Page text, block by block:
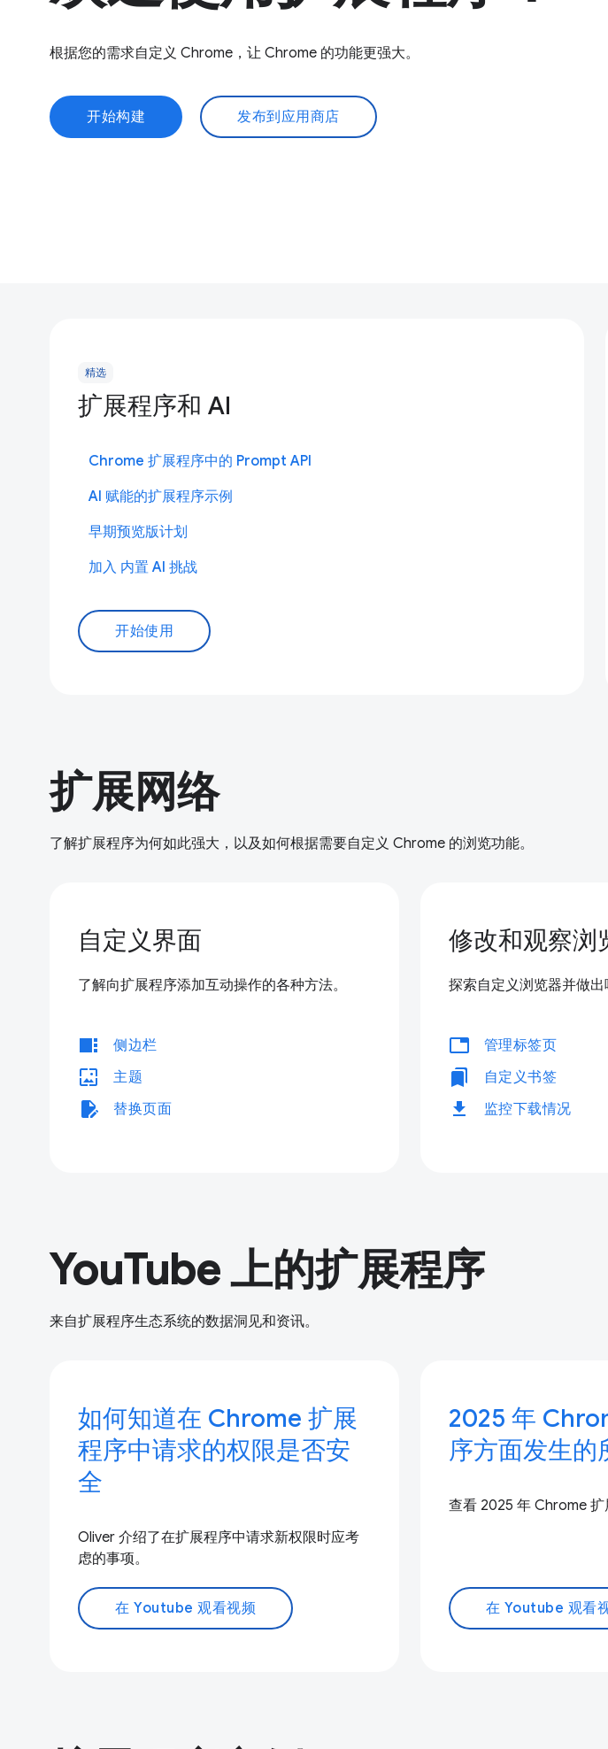
根据您的需求自定义 Chrome，让 Chrome 的功能更强大。
开始构建 发布到应用商店
精选
扩展程序和 AI
Chrome 扩展程序中的 Prompt API
AI 赋能的扩展程序示例
早期预览版计划
加入 内置 AI 挑战
开始使用
扩展网络
了解扩展程序为何如此强大，以及如何根据需要自定义 Chrome 的浏览功能。
自定义界面
了解向扩展程序添加互动操作的各种方法。
view_sidebar 侧边栏
wallpaper 主题
edit_document 替换页面
修改和观察浏
探索自定义浏览器并做出
tabs管理标签页
bookmarks 自定义书签
download 监控下载情况
YouTube 上的扩展程序
来自扩展程序生态系统的数据洞见和资讯。
如何知道在 Chrome 扩展
程序中请求的权限是否安
全
Oliver 介绍了在扩展程序中请求新权限时应考
虑的事项。
在 Youtube 观看视频
2025 年
序方面发生的
查看 2025 年 Chrome 扩
在 Youtube 观看